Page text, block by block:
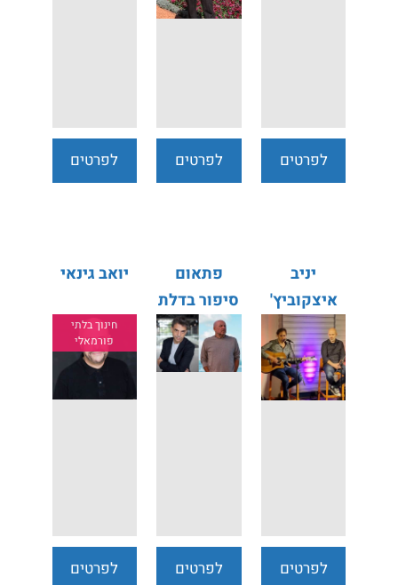
לפרטים
לפרטים
לפרטים
יניב
איצקוביץ'
חמי רודנר
לפרטים
פתאום
סיפור בדלת
- אתגר קרת
עמיר לב
לפרטים
יואב גינאי
חינוך בלתי
פורמאלי
לפרטים